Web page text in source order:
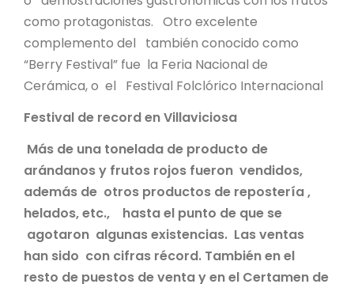
como protagonistas. Otro excelente
complemento del también conocido como
“Berry Festival” fue la Feria Nacional de
Cerámica, o el Festival Folclórico Internacional
Festival de record en Villaviciosa
Más de una tonelada de producto de
arándanos y frutos rojos fueron vendidos,
además de otros productos de repostería ,
helados, etc., hasta el punto de que se
agotaron algunas existencias. Las ventas
han sido con cifras récord. También en el
resto de puestos de venta y en el Certamen de